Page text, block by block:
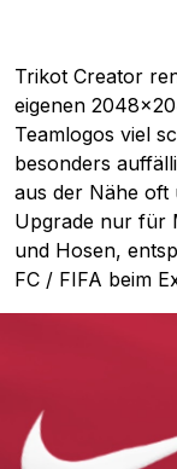
Trikot Creator
eigenen
Teamlogos viel
besonders
aus der Nähe oft
Upgrade nur für
und Hosen,
FC / FIFA beim